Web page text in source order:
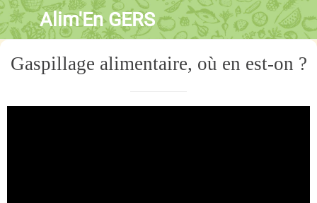
Alim'En GERS
Gaspillage alimentaire, où en est-on ?